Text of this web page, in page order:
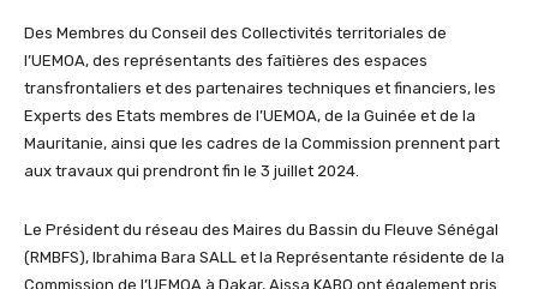
Des Membres du Conseil des Collectivités territoriales de
l’UEMOA, des représentants des faîtières des espaces
transfrontaliers et des partenaires techniques et financiers, les
Experts des Etats membres de l’UEMOA, de la Guinée et de la
Mauritanie, ainsi que les cadres de la Commission prennent part
aux travaux qui prendront fin le 3 juillet 2024.
Le Président du réseau des Maires du Bassin du Fleuve Sénégal
(RMBFS), Ibrahima Bara SALL et la Représentante résidente de la
Commission de l’UEMOA à Dakar, Aissa KABO ont également pris